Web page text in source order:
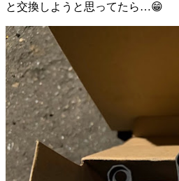
と交換しようと思ってたら…😁